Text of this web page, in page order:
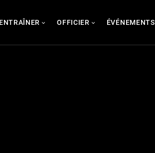
ENTRAÎNER OFFICIER ÉVÉNEMENTS